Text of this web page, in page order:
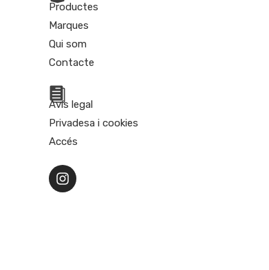
Productes
Marques
Qui som
Contacte
Avís legal
Privadesa i cookies
Accés